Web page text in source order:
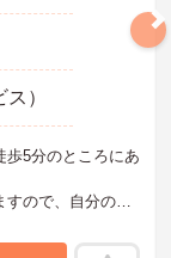
）
歩5分のところにあ
すので、自分の意